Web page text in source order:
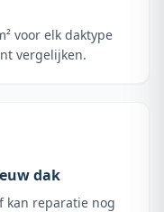
voor elk daktype
vergelijken.
dak
kan reparatie nog